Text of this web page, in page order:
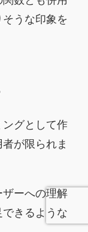
うな印象を
ングとして作
が限られま
ーへの理解
きるような